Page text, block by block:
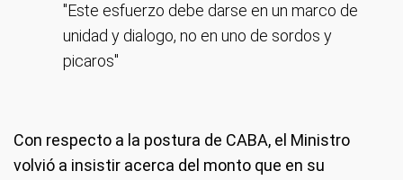
"Este esfuerzo debe darse en un marco de
unidad y dialogo, no en uno de sordos y
picaros"
Con respecto a la postura de CABA, el Ministro
volvió a insistir acerca del monto que en su